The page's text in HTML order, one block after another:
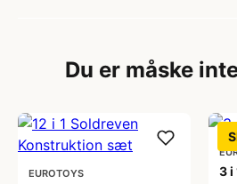
Du er måske
EUROTOYS 3 i